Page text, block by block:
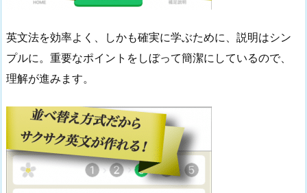
英文法を効率よく、しかも確実に学ぶために、説明はシン
プルに。重要なポイントをしぼって簡潔にしているので、
理解が進みます。